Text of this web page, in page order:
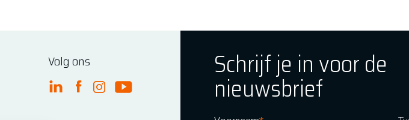
Volg ons
FME Linkedin
FME Facebook
FME Instagram
FME Youtube
Schrijf je in voor de
nieuwsbrief